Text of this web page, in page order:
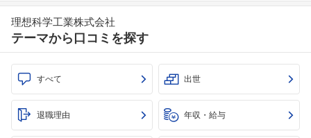
理想科学工業株式会社
テーマから口コミを探す
すべて 出世
退職理由 年収・給与